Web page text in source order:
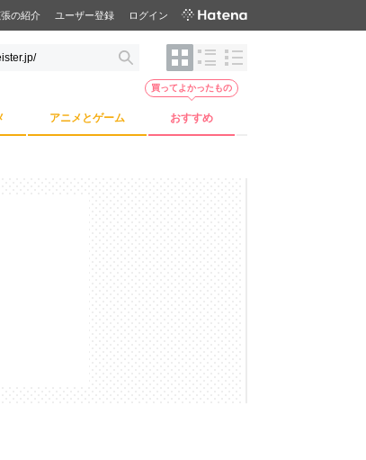
の紹介 ユーザー登録 ログイン
アニメとゲーム おすすめ
買ってよかったもの